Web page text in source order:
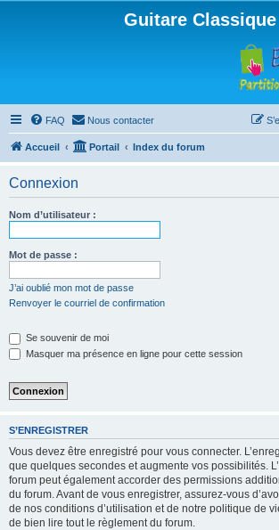
Guitare Classique
FAQ Nous contacter
Accueil Portail Index du forum
Connexion
Nom d’utilisateur :
Mot de passe :
J’ai oublié mon mot de passe
Renvoyer le courriel de confirmation
Se souvenir de moi
Masquer ma présence en ligne pour cette session
S’ENREGISTRER
Vous devez être enregistré pour vous connecter.
que quelques secondes et augmente vos possibilités.
forum peut également accorder des permissions
du forum. Avant de vous enregistrer, assurez-vous
de nos conditions d’utilisation et de notre politique de
de bien lire tout le règlement du forum.